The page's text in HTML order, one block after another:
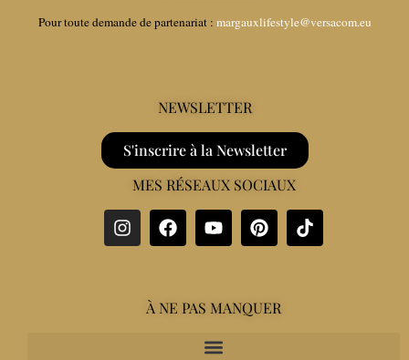
Pour toute demande de partenariat : margauxlifestyle@versacom.eu
NEWSLETTER
S'inscrire à la Newsletter
MES RÉSEAUX SOCIAUX
À NE PAS MANQUER